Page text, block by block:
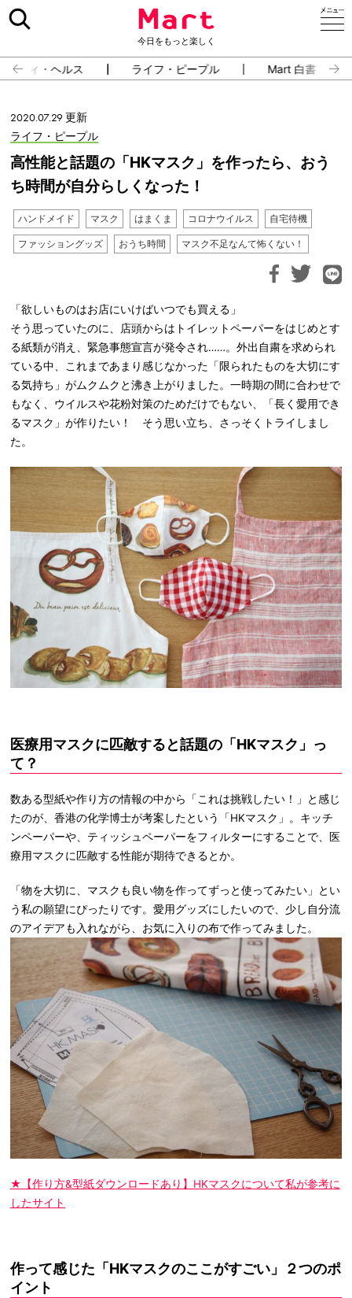
今日をもっと楽しく
ーティ・ヘルス ライフ・ピープル Mart 白書
2020.07.29 更新
ライフ・ピープル
高性能と話題の「HKマスク」を作ったら、おう
ち時間が自分らしくなった！
ハンドメイド マスク はまくま コロナウイルス 自宅待機
ファッショングッズ おうち時間 マスク不足なんて怖くない！
「欲しいものはお店にいけばいつでも買える」
そう思っていたのに、店頭からはトイレットペーパーをはじめとす
る紙類が消え、緊急事態宣言が発令され……。外出自粛を求められ
ている中、これまであまり感じなかった「限られたものを大切にす
る気持ち」がムクムクと沸き上がりました。一時期の間に合わせで
もなく、ウイルスや花粉対策のためだけでもない、「長く愛用でき
るマスク」が作りたい！ そう思い立ち、さっそくトライしまし
た。
医療用マスクに匹敵すると話題の「HKマスク」っ
て？
数ある型紙や作り方の情報の中から「これは挑戦したい！」と感じ
たのが、香港の化学博士が考案したという「HKマスク」。キッチ
ンペーパーや、ティッシュペーパーをフィルターにすることで、医
療用マスクに匹敵する性能が期待できるとか。
「物を大切に、マスクも良い物を作ってずっと使ってみたい」とい
う私の願望にぴったりです。愛用グッズにしたいので、少し自分流
のアイデアも入れながら、お気に入りの布で作ってみました。
★【作り方&型紙ダウンロードあり】HKマスクについて私が参考に
したサイト
作って感じた「HKマスクのここがすごい」２つのポ
イント